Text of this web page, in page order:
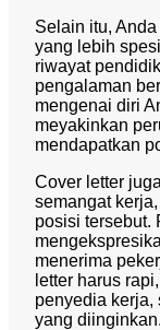
Selain itu,
yang lebih
riwayat
pengalaman
mengenai diri
meyakinkan
mendapatkan
Cover letter
semangat
posisi tersebut.
menerima
letter harus
penyedia kerja,
yang diinginkan.